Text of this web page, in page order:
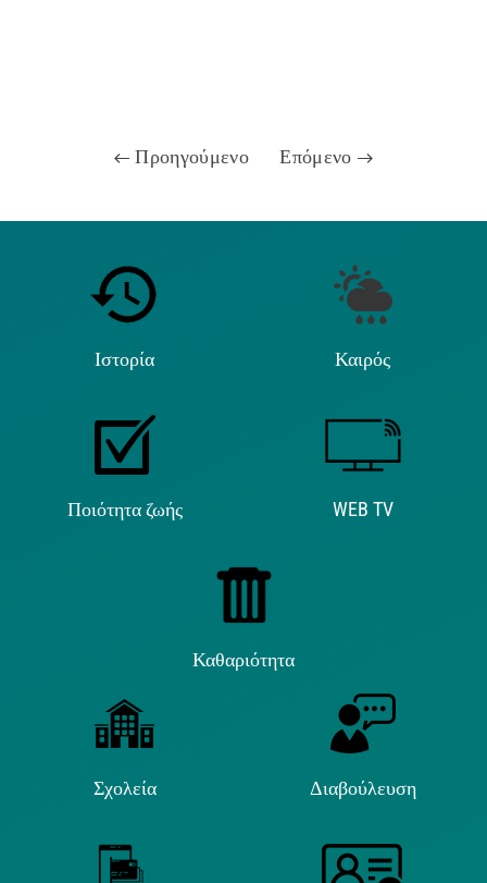
Προηγούμενο Επόμενο
Ιστορία Καιρός
Ποιότητα ζωής WEB TV
Καθαριότητα
Σχολεία Διαβούλευση